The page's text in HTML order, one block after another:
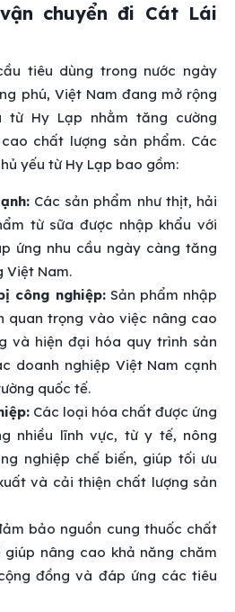
chuyển đi Cát Lái
tiêu dùng trong nước ngày
phú, Việt Nam đang mở rộng
từ Hy Lạp nhằm tăng cường
chất lượng sản phẩm. Các
yếu từ Hy Lạp bao gồm:
Các sản phẩm như thịt, hải
từ sữa được nhập khẩu với
ứng nhu cầu ngày càng tăng
Việt Nam.
công nghiệp:Sản phẩm nhập
quan trọng vào việc nâng cao
và hiện đại hóa quy trình sản
doanh nghiệp Việt Nam cạnh
quốc tế.
Các loại hóa chất được ứng
nhiều lĩnh vực, từ y tế, nông
nghiệp chế biến, giúp tối ưu
và cải thiện chất lượng sản
bảo nguồn cung thuốc chất
giúp nâng cao khả năng chăm
đồng và đáp ứng các tiêu